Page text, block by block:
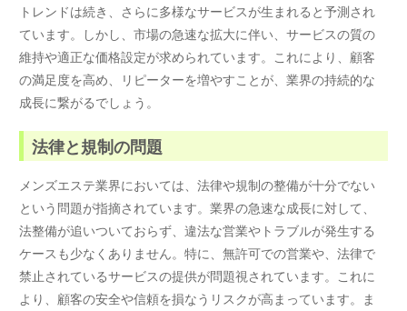
トレンドは続き、さらに多様なサービスが生まれると予測され
ています。しかし、市場の急速な拡大に伴い、サービスの質の
維持や適正な価格設定が求められています。これにより、顧客
の満足度を高め、リピーターを増やすことが、業界の持続的な
成長に繋がるでしょう。
法律と規制の問題
メンズエステ業界においては、法律や規制の整備が十分でない
という問題が指摘されています。業界の急速な成長に対して、
法整備が追いついておらず、違法な営業やトラブルが発生する
ケースも少なくありません。特に、無許可での営業や、法律で
禁止されているサービスの提供が問題視されています。これに
より、顧客の安全や信頼を損なうリスクが高まっています。ま